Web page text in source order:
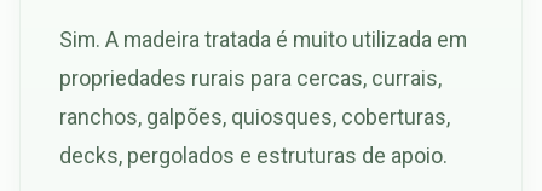
Sim. A madeira tratada é muito utilizada em
propriedades rurais para cercas, currais,
ranchos, galpões, quiosques, coberturas,
decks, pergolados e estruturas de apoio.